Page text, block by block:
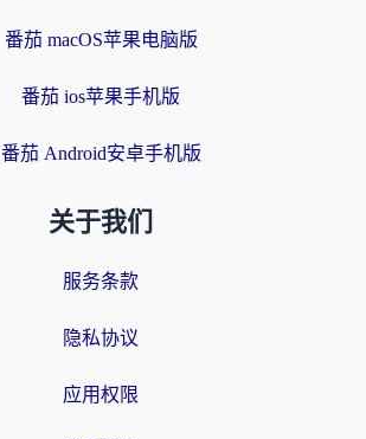
番茄 macOS苹果电脑版
番茄 ios苹果手机版
番茄 Android安卓手机版
关于我们
服务条款
隐私协议
应用权限